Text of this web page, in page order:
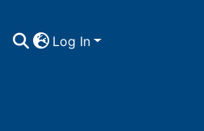
Log In